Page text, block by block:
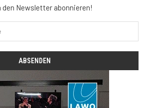
Newsletter abonnieren!